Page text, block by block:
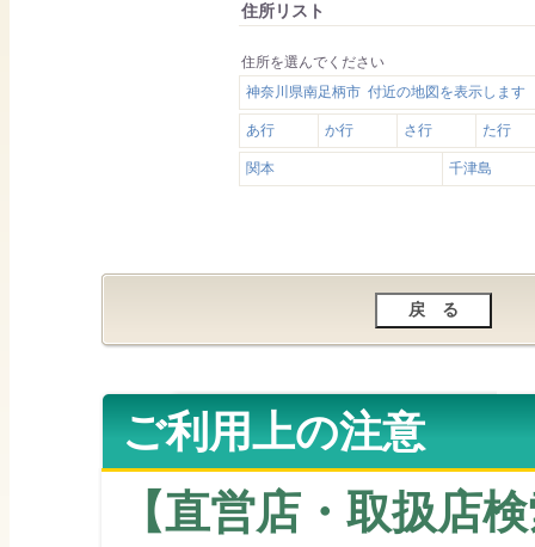
住所リスト
住所を選んでください
神奈川県南足柄市 付近の地図を表示します
あ行 か行 さ行 た行
関本 千津島
ご利用上の注意
【直営店・取扱店